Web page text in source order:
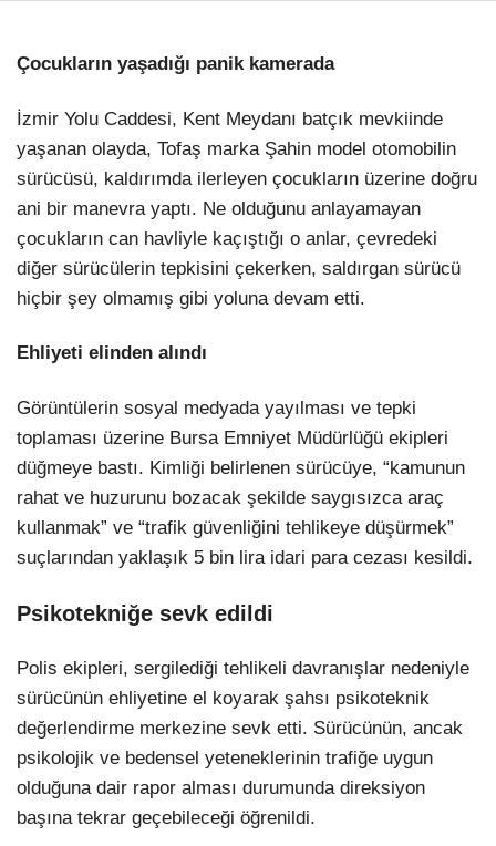
Çocukların yaşadığı panik kamerada
İzmir Yolu Caddesi, Kent Meydanı batçık mevkiinde
yaşanan olayda, Tofaş marka Şahin model otomobilin
sürücüsü, kaldırımda ilerleyen çocukların üzerine doğru
ani bir manevra yaptı. Ne olduğunu anlayamayan
çocukların can havliyle kaçıştığı o anlar, çevredeki
diğer sürücülerin tepkisini çekerken, saldırgan sürücü
hiçbir şey olmamış gibi yoluna devam etti.
Ehliyeti elinden alındı
Görüntülerin sosyal medyada yayılması ve tepki
toplaması üzerine Bursa Emniyet Müdürlüğü ekipleri
düğmeye bastı. Kimliği belirlenen sürücüye, “kamunun
rahat ve huzurunu bozacak şekilde saygısızca araç
kullanmak” ve “trafik güvenliğini tehlikeye düşürmek”
suçlarından yaklaşık 5 bin lira idari para cezası kesildi.
Psikotekniğe sevk edildi
Polis ekipleri, sergilediği tehlikeli davranışlar nedeniyle
sürücünün ehliyetine el koyarak şahsı psikoteknik
değerlendirme merkezine sevk etti. Sürücünün, ancak
psikolojik ve bedensel yeteneklerinin trafiğe uygun
olduğuna dair rapor alması durumunda direksiyon
başına tekrar geçebileceği öğrenildi.